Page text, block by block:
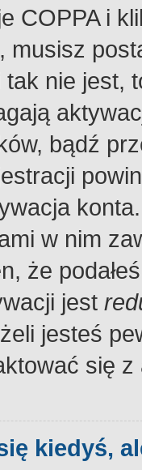
COPPA i
musisz
nie jest,
bądź
w nim
że
jest
jesteś
się
kiedyś,